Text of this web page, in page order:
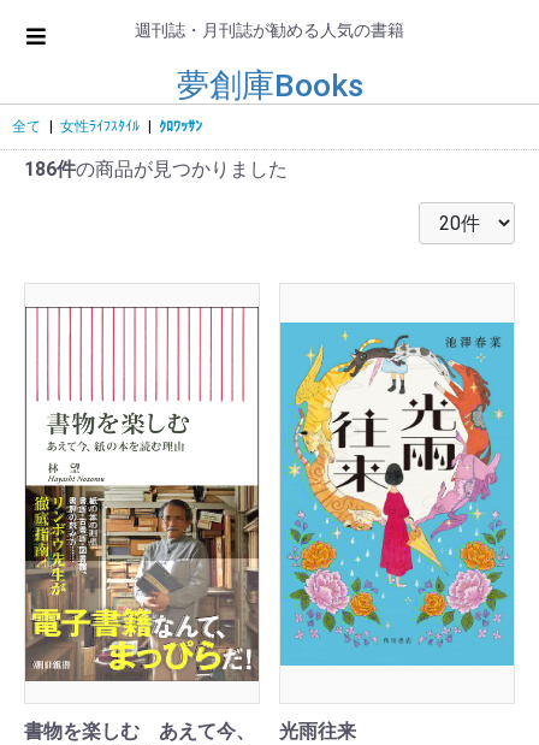
週刊誌・月刊誌が勧める人気の書籍
夢創庫Books
全て 女性ﾗｲﾌｽﾀｲﾙ ｸﾛﾜｯｻﾝ
186件の商品が見つかりました
書物を楽しむ あえて今、
光雨往来